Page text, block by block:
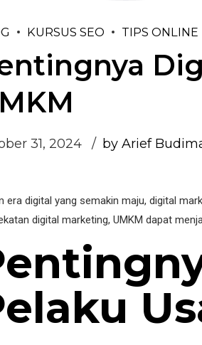
KURSUS SEO TIPS ONLINE
31, 2024 by Arief
era digital yang semakin maju, digital
digital marketing, UMKM dapat